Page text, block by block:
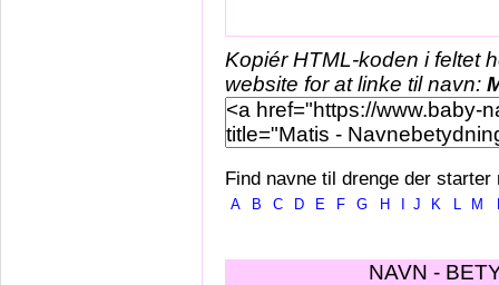
Kopiér HTML-koden i feltet
website for at linke til navn:
Find navne til drenge der starter
A B C D E F G H J K L M
NAVN -